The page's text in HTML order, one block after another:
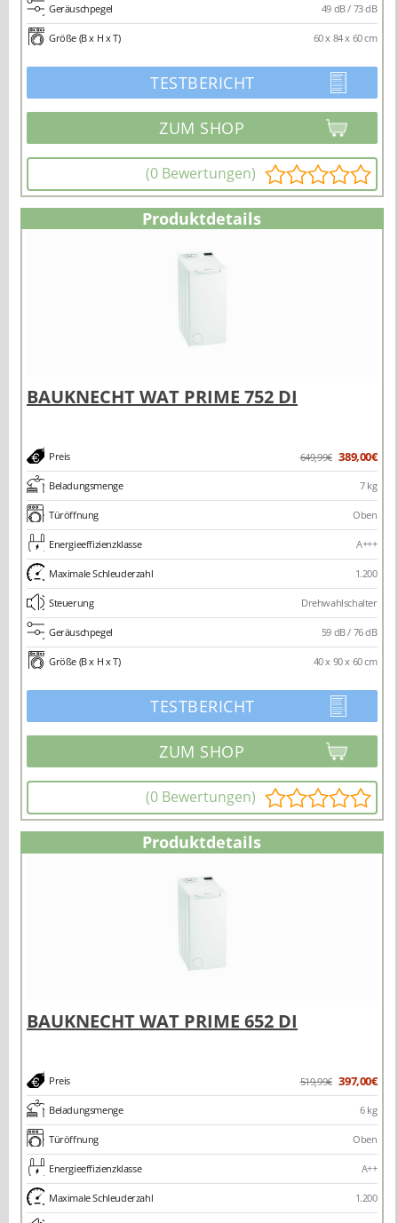
Geräuschpegel 49 dB / 73 dB
Größe (B x H x T) 60 x 84 x 60 cm
TESTBERICHT
(0 Bewertungen)
Produktdetails
Preis 649,99€ 389,00€
Beladungsmenge 7 kg
Türöffnung Oben
Energieeffizienzklasse A+++
Maximale Schleuderzahl 1.200
Steuerung Drehwahlschalter
Geräuschpegel 59 dB / 76 dB
Größe (B x H x T) 40 x 90 x 60 cm
TESTBERICHT
(0 Bewertungen)
Produktdetails
Preis 519,99€ 397,00€
Beladungsmenge 6 kg
Türöffnung Oben
Energieeffizienzklasse A++
Maximale Schleuderzahl 1.200